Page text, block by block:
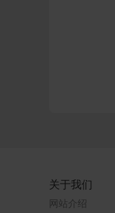
关于我们
网站介绍